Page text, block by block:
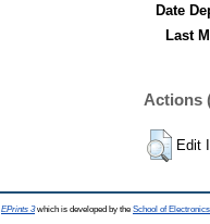
Date
Last
Actions
Edit
EPrints 3which is developed by the School of